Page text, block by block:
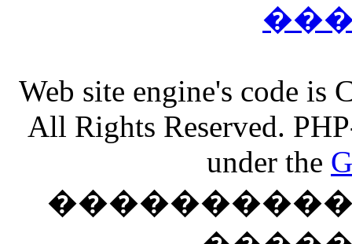
Web site engine's code
All Rights Reserved.
under the
����������